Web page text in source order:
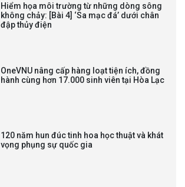
Bảo vệ luận án tiến sĩ của NCS
Hiểm họa môi trường từ những dòng sông
không chảy: [Bài 4] ‘Sa mạc đá’ dưới chân
đập thủy điện
OneVNU nâng cấp hàng loạt tiện ích, đồng
hành cùng hơn 17.000 sinh viên tại Hòa Lạc
120 năm hun đúc tinh hoa học thuật và khát
vọng phụng sự quốc gia